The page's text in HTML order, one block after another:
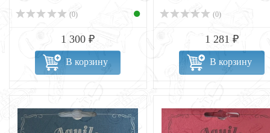
(0)
1 300 ₽
В корзину
(0)
1 281 ₽
В корзину